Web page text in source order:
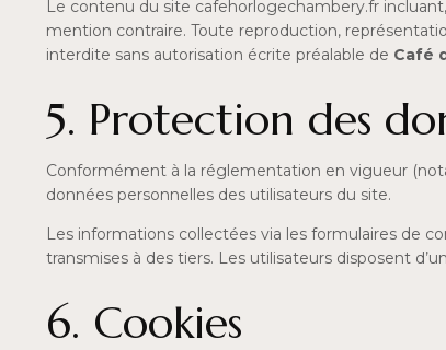
Le contenu du site cafehorlogechambery.fr
mention contraire. Toute reproduction,
interdite sans autorisation écrite préalable de Café
5. Protection des
Conformément à la réglementation en vigueur
données personnelles des utilisateurs du site.
Les informations collectées via les formulaires de
transmises à des tiers. Les utilisateurs disposent
6. Cookies